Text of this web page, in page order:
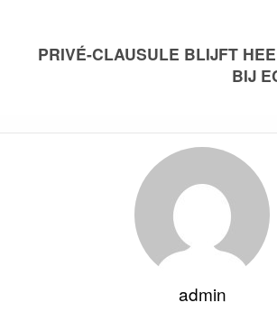
PRIVÉ-CLAUSULE BLIJFT
BIJ
admin